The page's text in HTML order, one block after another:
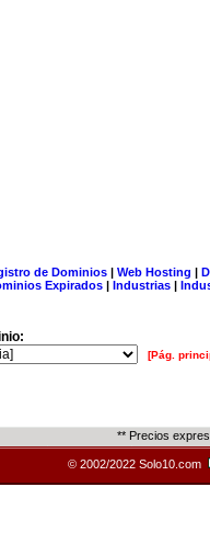
de Dominios| Web Hosting |
Expirados | Industrias |
[Pág.
** Precios
© 2002/2022 Solo10.com